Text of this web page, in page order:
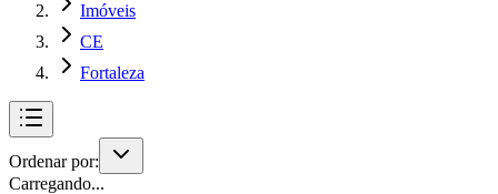
Imóveis
CE
Fortaleza
Ordenar por:
Carregando...